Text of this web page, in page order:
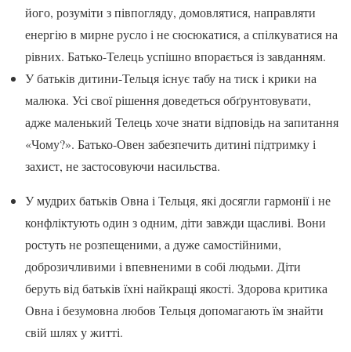
його, розуміти з півпогляду, домовлятися, направляти
енергію в мирне русло і не сюсюкатися, а спілкуватися на
рівних. Батько-Телець успішно впорається із завданням.
У батьків дитини-Тельця існує табу на тиск і крики на
малюка. Усі свої рішення доведеться обґрунтовувати,
адже маленький Телець хоче знати відповідь на запитання
«Чому?». Батько-Овен забезпечить дитині підтримку і
захист, не застосовуючи насильства.
У мудрих батьків Овна і Тельця, які досягли гармонії і не
конфліктують один з одним, діти завжди щасливі. Вони
ростуть не розпещеними, а дуже самостійними,
доброзичливими і впевненими в собі людьми. Діти
беруть від батьків їхні найкращі якості. Здорова критика
Овна і безумовна любов Тельця допомагають їм знайти
свій шлях у житті.